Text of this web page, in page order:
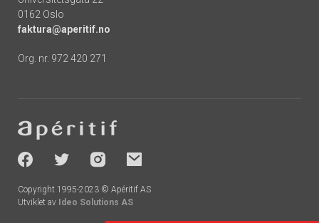
0162 Oslo
faktura@aperitif.no
Org. nr. 972 420 271
-
socials
Copyright 1995-2023 © Apéritif AS
Utviklet av Ideo Solutions AS